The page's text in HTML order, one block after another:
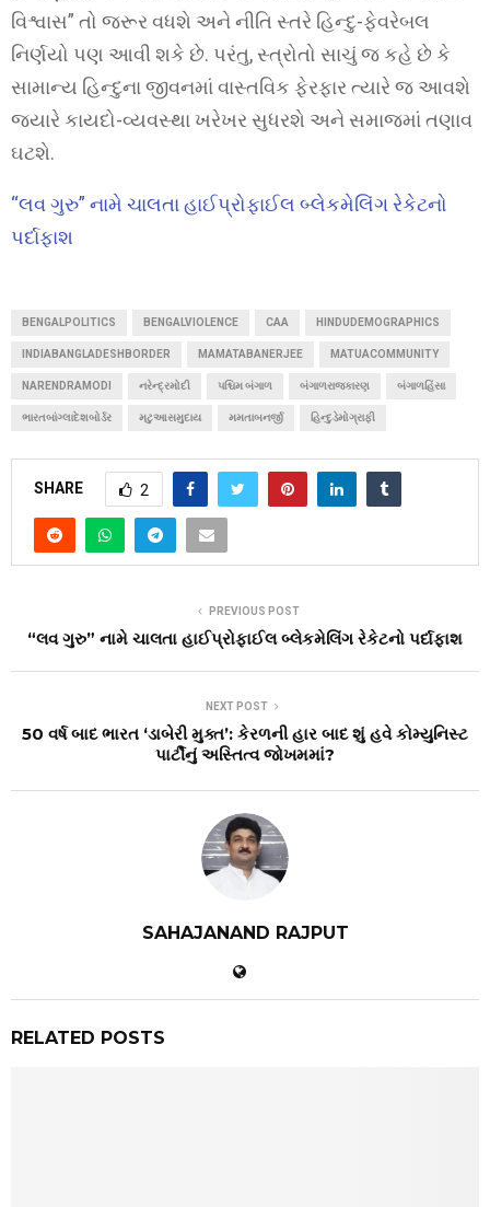
વિશ્વાસ” તો જરૂર વધશે અને નીતિ સ્તરે હિન્દુ-ફેવરેબલ
નિર્ણયો પણ આવી શકે છે. પરંતુ, સ્ત્રોતો સાચું જ કહે છે કે
સામાન્ય હિન્દુના જીવનમાં વાસ્તવિક ફેરફાર ત્યારે જ આવશે
જ્યારે કાયદો-વ્યવસ્થા ખરેખર સુધરશે અને સમાજમાં તણાવ
ઘટશે.
“લવ ગુરુ” નામે ચાલતા હાઈપ્રોફાઈલ બ્લેકમેલિંગ રેકેટનો
પર્દાફાશ
BENGALPOLITICS BENGALVIOLENCE CAA HINDUDEMOGRAPHICS
INDIABANGLADESHBORDER MAMATABANERJEE MATUACOMMUNITY
NARENDRAMODI નરેન્દ્રમોદી પશ્ચિમ બંગાળ બંગાળરાજકારણ બંગાળહિંસા
ભારતબાંગ્લાદેશબોર્ડર મટુઆસમુદાય મમતાબનર્જી હિન્દુડેમોગ્રાફી
SHARE 2
PREVIOUS POST
“લવ ગુરુ” નામે ચાલતા હાઈપ્રોફાઈલ બ્લેકમેલિંગ રેકેટનો પર્દાફાશ
NEXT POST
50 વર્ષ બાદ ભારત ‘ડાબેરી મુક્ત’: કેરળની હાર બાદ શું હવે કોમ્યુનિસ્ટ
પાર્ટીનું અસ્તિત્વ જોખમમાં?
SAHAJANAND RAJPUT
RELATED POSTS